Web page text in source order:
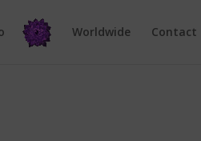
Worldwide Contact